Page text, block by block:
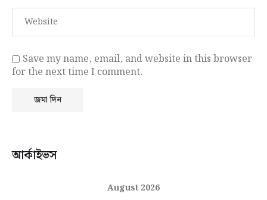
Save my name, email, and website in this browser
for the next time I comment.
আর্কাইভস
August 2026